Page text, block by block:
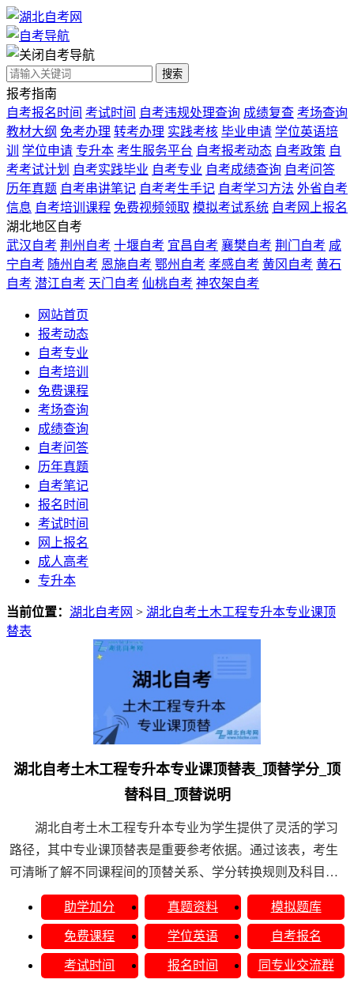
自考导航
搜索
报考指南
自考报名时间 考试时间 自考违规处理查询 成绩复查 考场查询
教材大纲 免考办理 转考办理 实践考核 毕业申请 学位英语培
训
学位申请 专升本 考生服务平台 自考报考动态 自考政策 自
考考试计划 自考实践毕业 自考专业 自考成绩查询 自考问答
历年真题 自考串讲笔记 自考考生手记 自考学习方法 外省自考
信息 自考培训课程 免费视频领取 模拟考试系统 自考网上报名
湖北地区自考
武汉自考 荆州自考 十堰自考 宜昌自考 襄樊自考 荆门自考 咸
宁自考 随州自考 恩施自考 鄂州自考 孝感自考 黄冈自考 黄石
自考 潜江自考 天门自考 仙桃自考 神农架自考
网站首页
报考动态
自考专业
自考培训
免费课程
考场查询
成绩查询
自考问答
历年真题
自考笔记
报名时间
考试时间
网上报名
成人高考
专升本
当前位置： 湖北自考网 > 湖北自考土木工程专升本专业课顶
替表
湖北自考土木工程专升本专业课顶替表_顶替学分_顶
替科目_顶替说明
湖北自考土木工程专升本专业为学生提供了灵活的学习
路径，其中专业课顶替表是重要参考依据。通过该表，考生
可清晰了解不同课程间的顶替关系、学分转换规则及科目替
换说明，帮助高效规划学习计划。无论是跨专业报考还......
助学加分
真题资料 模拟题库
免费课程 学位英语 自考报名
考试时间 报名时间 同专业交流群